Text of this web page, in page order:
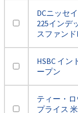
DCニッセ
225インデ
スファンド
HSBC イン
ープン
ティー・ロ
プライス